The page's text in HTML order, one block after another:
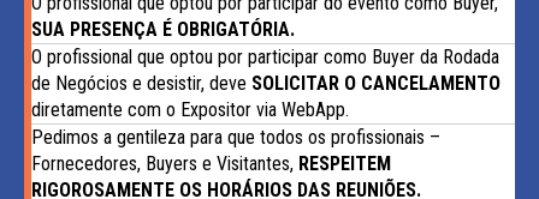
SUA PRESENÇA É OBRIGATÓRIA.
O profissional que optou por participar como Buyer da Rodada
de Negócios e desistir, deve SOLICITAR O CANCELAMENTO
diretamente com o Expositor via WebApp.
Pedimos a gentileza para que todos os profissionais –
Fornecedores, Buyers e Visitantes, RESPEITEM
RIGOROSAMENTE OS HORÁRIOS DAS REUNIÕES.